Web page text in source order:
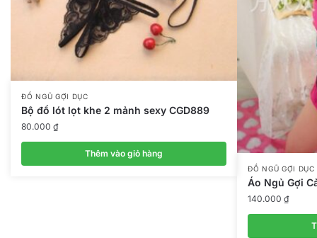
ĐỒ NGŨ GỢI DỤC
Bộ đồ lót lọt khe 2 mảnh sexy CGD889
80.000 ₫
Thêm vào giỏ hàng
ĐỒ NGŨ GỢI DỤC
Áo Ngủ Gợi
140.000 ₫